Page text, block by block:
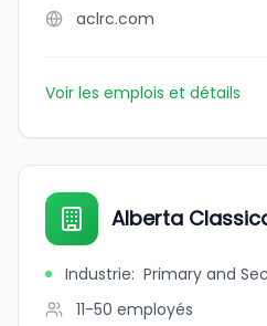
aclrc.com
Voir les emplois et détails
Alberta
Industrie: Primary and
11-50 employés